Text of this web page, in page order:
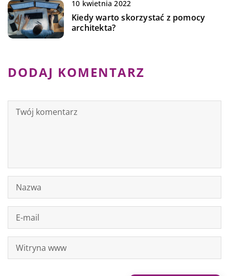
10 kwietnia 2022
Kiedy warto skorzystać z pomocy
architekta?
DODAJ KOMENTARZ